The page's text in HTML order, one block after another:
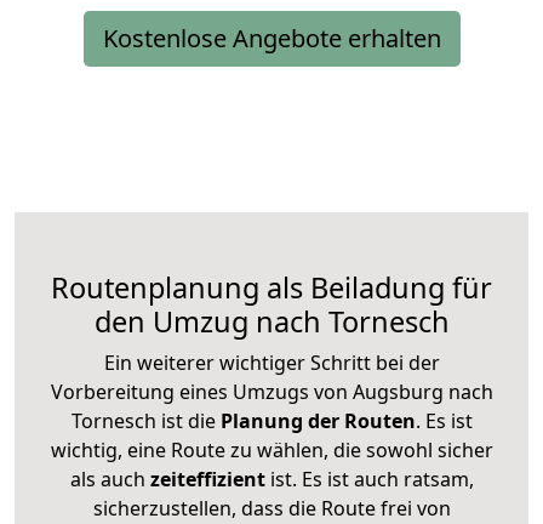
Kostenlose Angebote erhalten
Routenplanung als Beiladung für
den Umzug nach Tornesch
Ein weiterer wichtiger Schritt bei der
Vorbereitung eines Umzugs von Augsburg nach
Tornesch ist diePlanung der Routen. Es ist
wichtig, eine Route zu wählen, die sowohl sicher
als auch zeiteffizientist. Es ist auch ratsam,
sicherzustellen, dass die Route frei von